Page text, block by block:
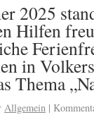
2025
Hilfen
in
Thema
Allgemein |